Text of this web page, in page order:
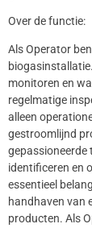
Over de functie:
Als Operator
monitoren en
regelmatige
alleen
gestroomlijnd
gepassioneerde
identificeren en
essentieel
handhaven van
producten. Als